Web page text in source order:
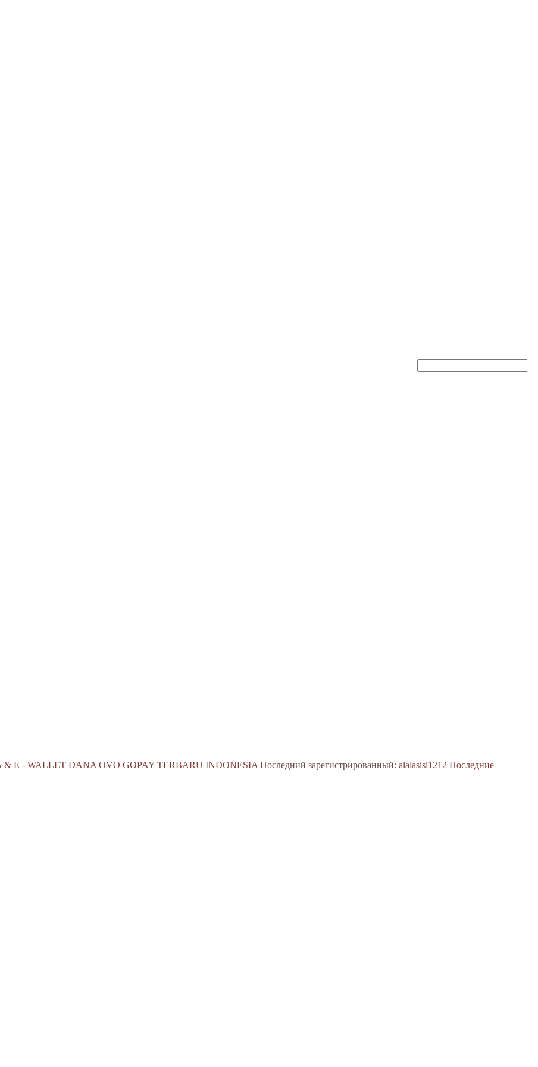
& E - WALLET DANA OVO GOPAY TERBARU INDONESIA Последний зарегистрированный: alalasisi1212 Последние